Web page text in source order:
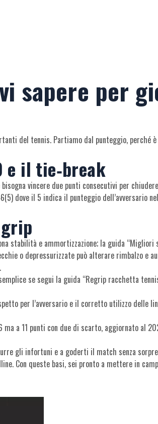
sapere per
del tennis. Partiamo dal punteggio, perché
e il tie‑break
vincere due punti consecutivi per
dove il 5 indica il punteggio dell’avversario
stabilità e ammortizzazione; la guida “Migliori
o depressurizzate può alterare rimbalzo e
se segui la guida “Regrip racchetta
per l’avversario e il corretto utilizzo delle
a 11 punti con due di scarto, aggiornato al
gli infortuni e a goderti il match senza
Con queste basi, sei pronto a mettere in